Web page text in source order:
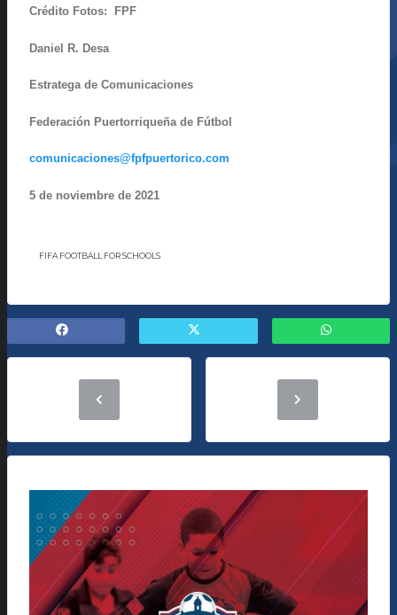
Crédito Fotos: FPF
Daniel R. Desa
Estratega de Comunicaciones
Federación Puertorriqueña de Fútbol
comunicaciones@fpfpuertorico.com
5 de noviembre de 2021
FIFA FOOTBALL FOR SCHOOLS